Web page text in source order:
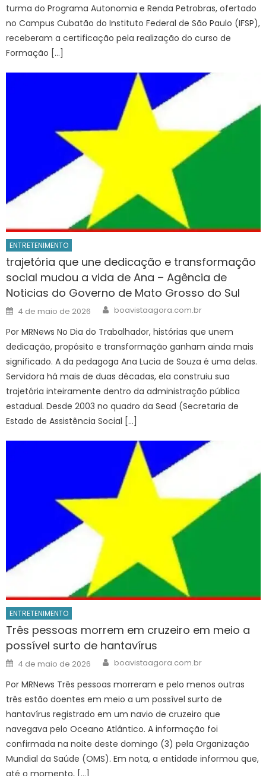
turma do Programa Autonomia e Renda Petrobras, ofertado
no Campus Cubatão do Instituto Federal de São Paulo (IFSP),
receberam a certificação pela realização do curso de
Formação […]
ENTRETENIMENTO
trajetória que une dedicação e transformação
social mudou a vida de Ana – Agência de
Noticias do Governo de Mato Grosso do Sul
Posted
on
4 de maio de 2026 Author
boavistaagora.com.br
Por MRNews No Dia do Trabalhador, histórias que unem
dedicação, propósito e transformação ganham ainda mais
significado. A da pedagoga Ana Lucia de Souza é uma delas.
Servidora há mais de duas décadas, ela construiu sua
trajetória inteiramente dentro da administração pública
estadual. Desde 2003 no quadro da Sead (Secretaria de
Estado de Assistência Social […]
ENTRETENIMENTO
Três pessoas morrem em cruzeiro em meio a
possível surto de hantavírus
Posted
on
4 de maio de 2026 Author
boavistaagora.com.br
Por MRNews Três pessoas morreram e pelo menos outras
três estão doentes em meio a um possível surto de
hantavírus registrado em um navio de cruzeiro que
navegava pelo Oceano Atlântico. A informação foi
confirmada na noite deste domingo (3) pela Organização
Mundial da Saúde (OMS). Em nota, a entidade informou que,
até o momento, […]